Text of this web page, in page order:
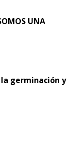
UNA
germinación y